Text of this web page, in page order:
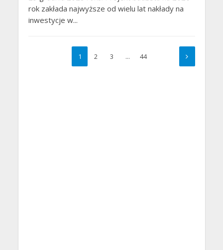
rok zakłada najwyższe od wielu lat nakłady na
inwestycje w...
1 2 3 … 44